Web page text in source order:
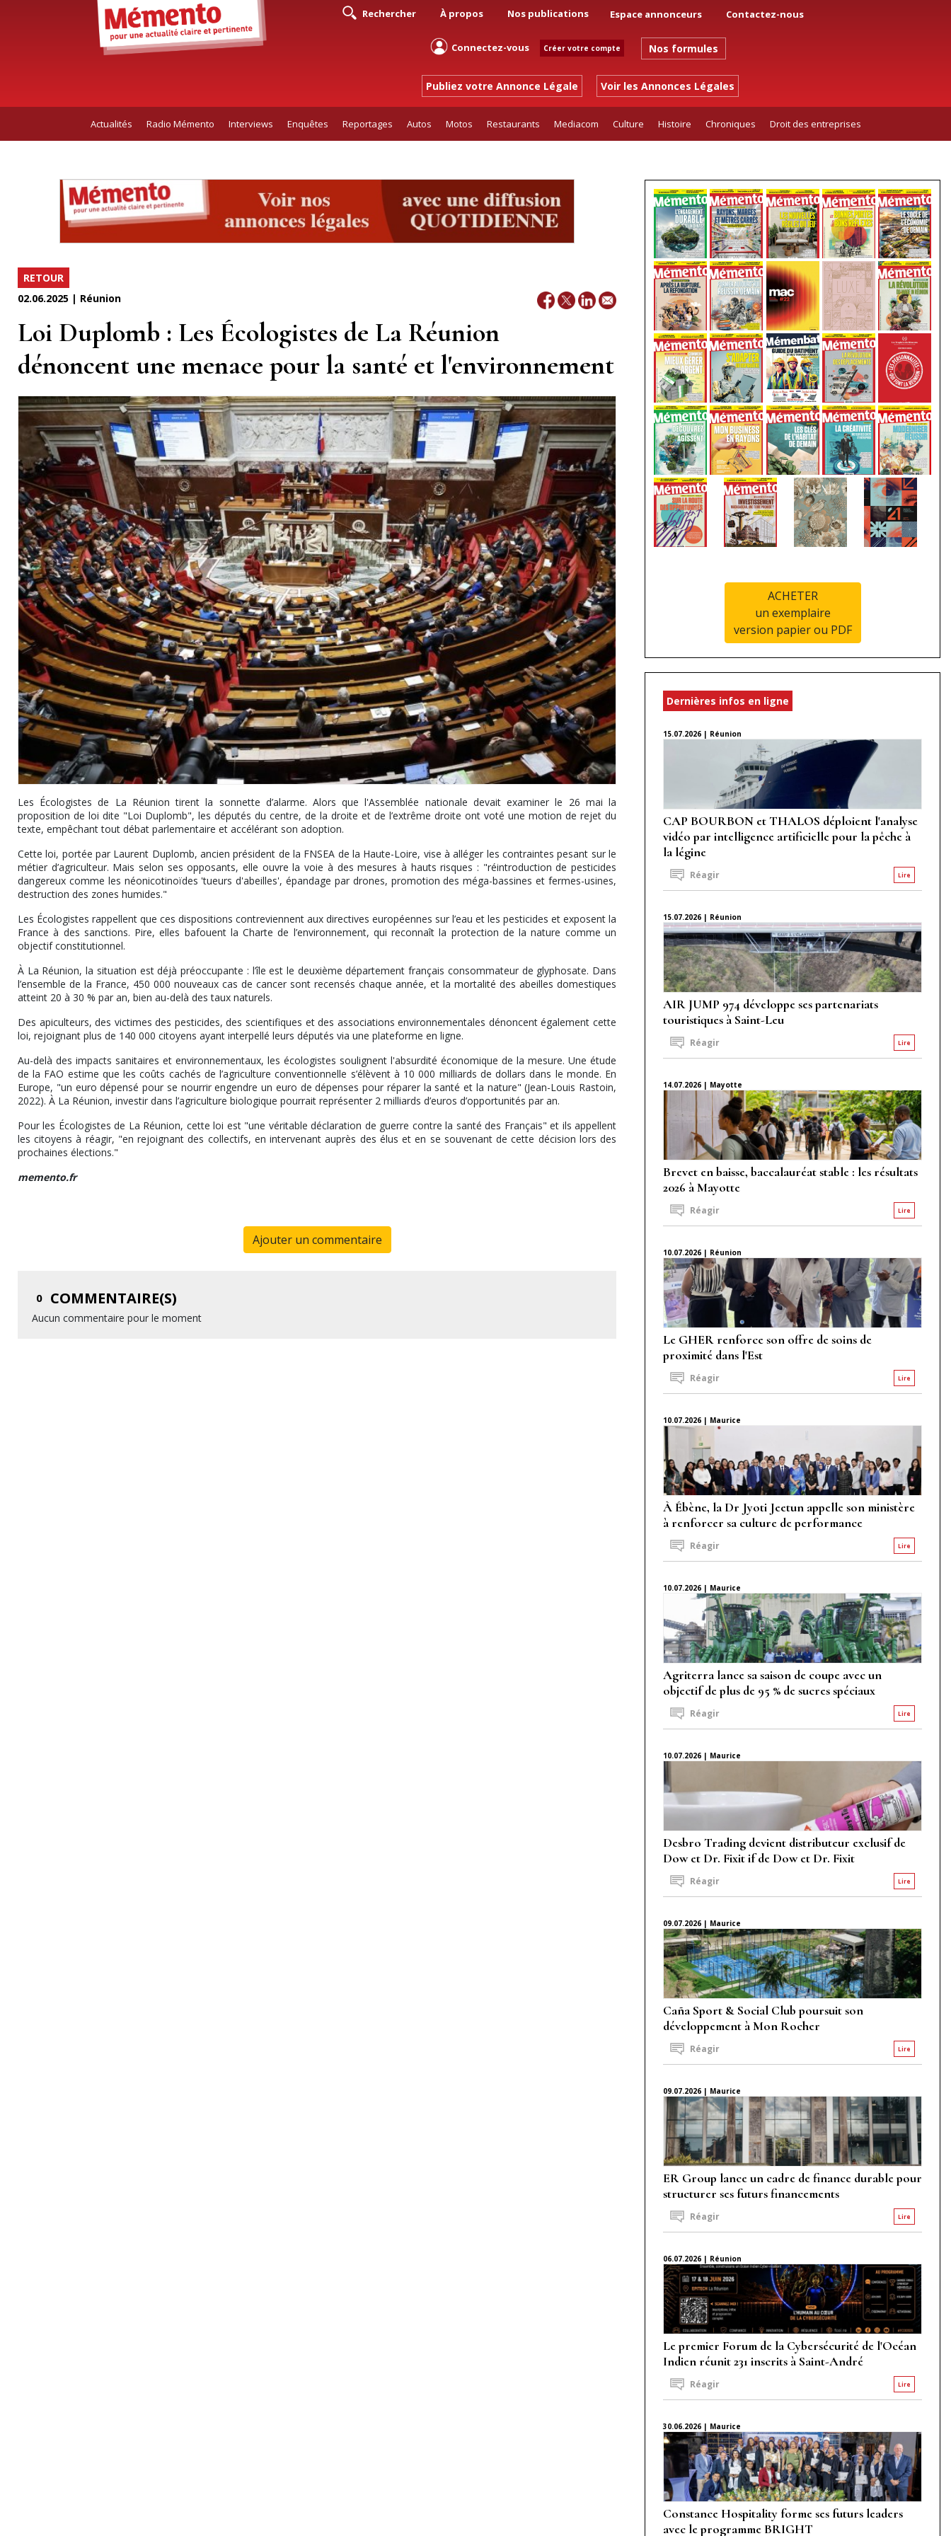
Rechercher À propos Nos publications Espace annonceurs Contactez-nous
Connectez-vous Créer votre compte Nos formules
Publiez votre Annonce Légale Voir les Annonces Légales
Actualités Radio Mémento Interviews Enquêtes Reportages Autos Motos Restaurants Mediacom Culture Histoire Chroniques Droit des entreprises
RETOUR
02.06.2025 | Réunion
Loi Duplomb : Les Écologistes de La Réunion
dénoncent une menace pour la santé et l'environnement
Les Écologistes de La Réunion tirent la sonnette d’alarme. Alors que l'Assemblée nationale devait examiner le 26 mai la
proposition de loi dite "Loi Duplomb", les députés du centre, de la droite et de l’extrême droite ont voté une motion de rejet du
texte, empêchant tout débat parlementaire et accélérant son adoption.
Cette loi, portée par Laurent Duplomb, ancien président de la FNSEA de la Haute-Loire, vise à alléger les contraintes pesant sur le
métier d’agriculteur. Mais selon ses opposants, elle ouvre la voie à des mesures à hauts risques : "réintroduction de pesticides
dangereux comme les néonicotinoïdes 'tueurs d'abeilles', épandage par drones, promotion des méga-bassines et fermes-usines,
destruction des zones humides."
Les Écologistes rappellent que ces dispositions contreviennent aux directives européennes sur l’eau et les pesticides et exposent la
France à des sanctions. Pire, elles bafouent la Charte de l’environnement, qui reconnaît la protection de la nature comme un
objectif constitutionnel.
À La Réunion, la situation est déjà préoccupante : l’île est le deuxième département français consommateur de glyphosate. Dans
l’ensemble de la France, 450 000 nouveaux cas de cancer sont recensés chaque année, et la mortalité des abeilles domestiques
atteint 20 à 30 % par an, bien au-delà des taux naturels.
Des apiculteurs, des victimes des pesticides, des scientifiques et des associations environnementales dénoncent également cette
loi, rejoignant plus de 140 000 citoyens ayant interpellé leurs députés via une plateforme en ligne.
Au-delà des impacts sanitaires et environnementaux, les écologistes soulignent l'absurdité économique de la mesure. Une étude
de la FAO estime que les coûts cachés de l’agriculture conventionnelle s’élèvent à 10 000 milliards de dollars dans le monde. En
Europe, "un euro dépensé pour se nourrir engendre un euro de dépenses pour réparer la santé et la nature" (Jean-Louis Rastoin,
2022). À La Réunion, investir dans l’agriculture biologique pourrait représenter 2 milliards d’euros d’opportunités par an.
Pour les Écologistes de La Réunion, cette loi est "une véritable déclaration de guerre contre la santé des Français" et ils appellent
les citoyens à réagir, "en rejoignant des collectifs, en intervenant auprès des élus et en se souvenant de cette décision lors des
prochaines élections."
memento.fr
Ajouter un commentaire
0 COMMENTAIRE(S)
Aucun commentaire pour le moment
ACHETER
un exemplaire
version papier ou PDF
Dernières infos en ligne
15.07.2026 | Réunion
CAP BOURBON et THALOS déploient l'analyse
vidéo par intelligence artificielle pour la pêche à
la légine
Lire
Réagir
15.07.2026 | Réunion
AIR JUMP 974 développe ses partenariats
touristiques à Saint-Leu
Lire
Réagir
14.07.2026 | Mayotte
Brevet en baisse, baccalauréat stable : les résultats
2026 à Mayotte
Lire
Réagir
10.07.2026 | Réunion
Le GHER renforce son offre de soins de
proximité dans l'Est
Lire
Réagir
10.07.2026 | Maurice
À Ébène, la Dr Jyoti Jeetun appelle son ministère
à renforcer sa culture de performance
Lire
Réagir
10.07.2026 | Maurice
Agriterra lance sa saison de coupe avec un
objectif de plus de 95 % de sucres spéciaux
Lire
Réagir
10.07.2026 | Maurice
Desbro Trading devient distributeur exclusif de
Dow et Dr. Fixit if de Dow et Dr. Fixit
Lire
Réagir
09.07.2026 | Maurice
Caña Sport & Social Club poursuit son
développement à Mon Rocher
Lire
Réagir
09.07.2026 | Maurice
ER Group lance un cadre de finance durable pour
structurer ses futurs financements
Lire
Réagir
06.07.2026 | Réunion
Le premier Forum de la Cybersécurité de l'Océan
Indien réunit 231 inscrits à Saint-André
Lire
Réagir
30.06.2026 | Maurice
Constance Hospitality forme ses futurs leaders
avec le programme BRIGHT